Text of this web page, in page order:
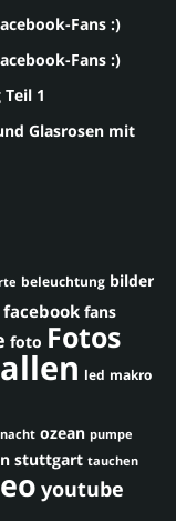
Fans :)
Fans :)
1
Glasrosen mit
beleuchtung bilder
facebook fans
foto Fotos
led makro
nacht ozean pumpe
stuttgart tauchen
youtube